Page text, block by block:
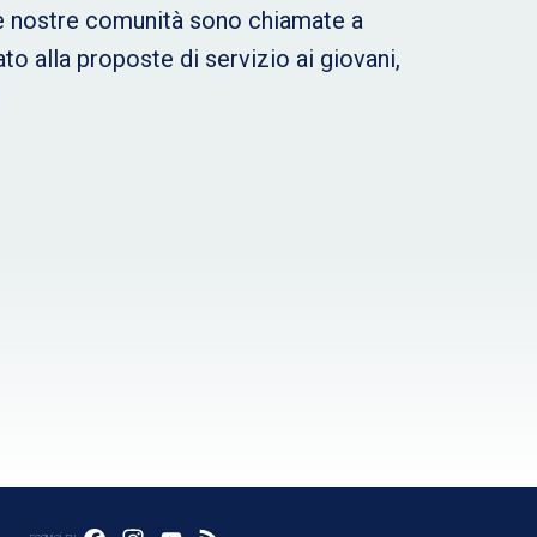
comunità sono chiamate a
alla proposte di servizio ai giovani,